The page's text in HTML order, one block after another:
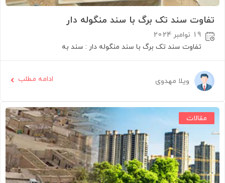
تفاوت سند تک برگ با سند منگوله دار
19 نوامبر 2024
تفاوت سند تک برگ با سند منگوله دار : سند به
ویلا مهدوی ادامه مطلب
مقالات